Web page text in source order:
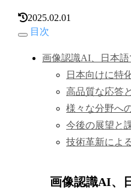
2025.02.01
目次
画像認識AI、日本語
日本向けに特
高品質な応答
様々な分野へ
今後の展望と
技術革新によ
画像認識AI、